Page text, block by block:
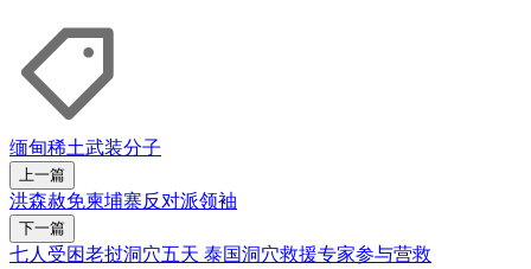
缅甸稀土武装分子
上一篇
洪森赦免柬埔寨反对派领袖
下一篇
七人受困老挝洞穴五天 泰国洞穴救援专家参与营救